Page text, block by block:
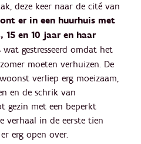
deze keer naar de cité van
er in een huurhuis met
15 en 10 jaar en haar
wat gestresseerd omdat het
moeten verhuizen. De
verliep erg moeizaam,
en de schrik van
gezin met een beperkt
verhaal in de eerste tien
erg open over.